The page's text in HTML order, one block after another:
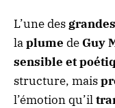
L’une des
laplume de Guy
sensible et
structure, mais
l’émotion qu’il